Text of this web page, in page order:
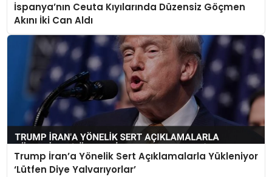
İspanya’nın Ceuta Kıyılarında Düzensiz Göçmen
Akını İki Can Aldı
Trump İran’a Yönelik Sert Açıklamalarla Yükleniyor
‘Lütfen Diye Yalvarıyorlar’